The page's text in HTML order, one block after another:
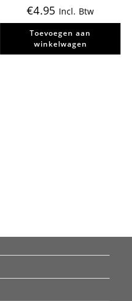
€4.95 Incl. Btw
Toevoegen aan
winkelwagen